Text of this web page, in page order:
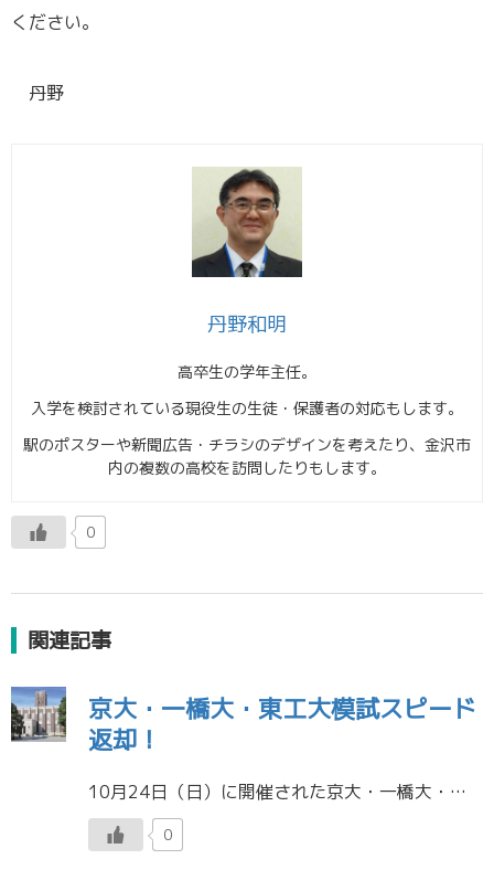
ください。
丹野
丹野和明
高卒生の学年主任。
入学を検討されている現役生の生徒・保護者の対応もします。
駅のポスターや新聞広告・チラシのデザインを考えたり、金沢市
内の複数の高校を訪問したりもします。
0
関連記事
京大・一橋大・東工大模試スピード
返却！
10月24日（日）に開催された京大・一橋大・東工大模試の成績帳票が11月3日（水）に校舎に納品されました。 一橋大・東工大模試については、高校一括（高校とりまとめ）で、数名の泉丘生が金沢本町校で受験をしており、私（丹野） […]
0